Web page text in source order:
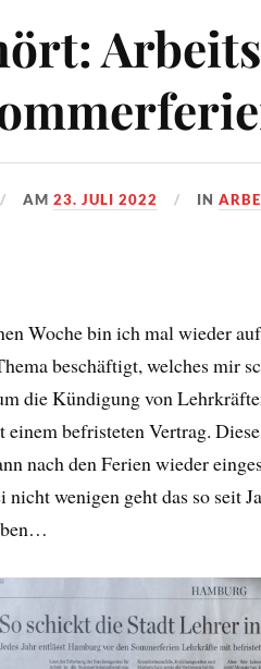
AM23. JULI 2022 IN
Woche bin ich mal wieder
beschäftigt, welches mir
die Kündigung von
einem befristeten Vertrag.
nach den Ferien wieder
wenigen geht das so seit